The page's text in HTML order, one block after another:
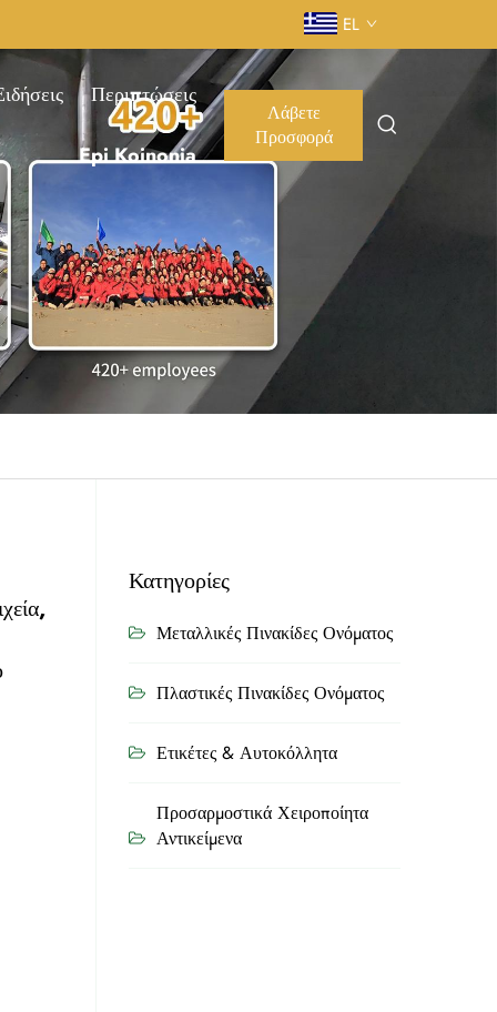
EL
Περιπτώσεις
Epi Koinonia
Λάβετε
Προσφορά
Κατηγορίες
Μεταλλικές Πινακίδες Ονόματος
Πλαστικές Πινακίδες Ονόματος
Ετικέτες & Αυτοκόλλητα
Προσαρμοστικά Χειροποίητα
Αντικείμενα